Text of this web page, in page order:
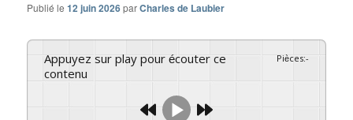
Publié le12 juin 2026parCharles de Laubier
Appuyez sur play pour écouter ce
contenu
Pièces:-